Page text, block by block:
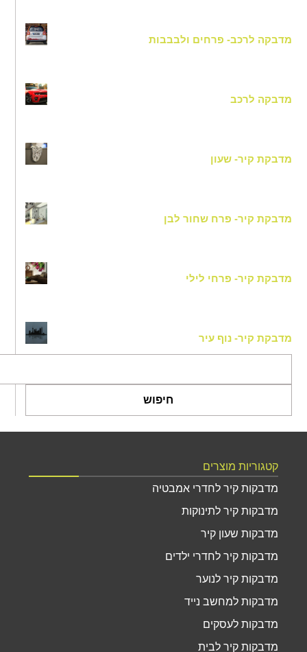
מדבקה לרכב- פרחים ולבבבות
מדבקה לרכב
מדבקת קיר- שעון
מדבקת קיר- פרח שחור לבן
מדבקת קיר- פרחי לילי
מדבקת קיר- נוף עיר
חיפוש
קטגוריות מוצרים
מדבקות קיר לחדרי אמבטיה
מדבקות קיר לתינוקות
מדבקות שעון קיר
מדבקות קיר לחדרי ילדים
מדבקות קיר לנוער
מדבקות למחשב נייד
מדבקות לעסקים
מדבקות קיר לבית